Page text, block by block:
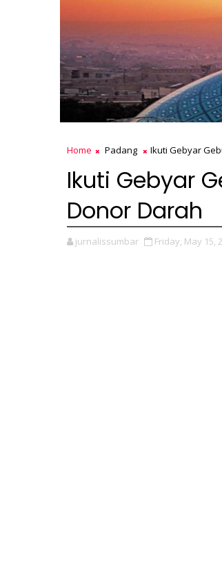
Home Padang Ikuti Gebyar
Ikuti Gebyar
Donor Darah
jurnalissumbar Friday, May 15,